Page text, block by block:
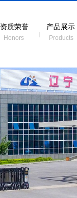
Honors Products
资质荣誉 产品展示